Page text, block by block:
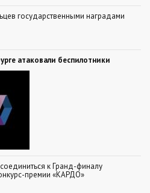
государственными наградами
атаковали беспилотники
к Гранд-финалу
премии «КАРДО»